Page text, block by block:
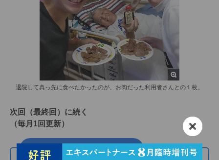
退院して真っ先に食べたかったのが、お肉だった利用者さんとの１枚。
次回（最終回）に続く
（毎月1回更新）
この記事を読んだ方におすすめ